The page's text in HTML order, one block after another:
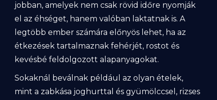
jobban, amelyek nem csak rövid időre nyomják
el az éhséget, hanem valóban laktatnak is. A
legtöbb ember számára előnyös lehet, ha az
étkezések tartalmaznak fehérjét, rostot és
kevésbé feldolgozott alapanyagokat.
Sokaknál beválnak például az olyan ételek,
mint a zabkása joghurttal és gyümölccsel, rizses